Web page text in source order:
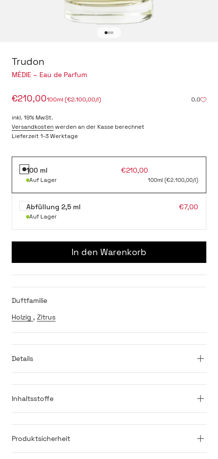
Trudon
-MÉDIE – Eau de Parfum
Angebot
€210,00100ml (€2.100,00/l) 0.0
inkl. 19% MwSt.
Versandkostenwerden an der Kasse berechnet
Lieferzeit 1-3 Werktage
100 ml
Auf Lager
Angebot
€210,00
100ml (€2.100,00/l)
Abfüllung 2,5 ml
Auf Lager
Angebot
€7,00
In den Warenkorb
Duftfamilie
Holzig , Zitrus
Details
Inhaltsstoffe
Produktsicherheit